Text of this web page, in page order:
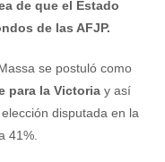
de que el Estado
de las AFJP.
se postuló como
para la Victoria y así
disputada en la
41%.